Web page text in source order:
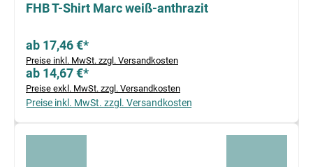
FHB T-Shirt Marc weiß-anthrazit
ab 17,46 €*
Preise inkl. MwSt. zzgl. Versandkosten
ab 14,67 €*
Preise exkl. MwSt. zzgl. Versandkosten
Preise inkl. MwSt. zzgl. Versandkosten